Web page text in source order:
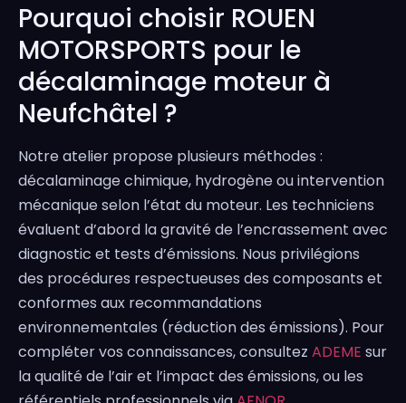
Pourquoi choisir ROUEN
MOTORSPORTS pour le
décalaminage moteur à
Neufchâtel ?
Notre atelier propose plusieurs méthodes :
décalaminage chimique, hydrogène ou intervention
mécanique selon l’état du moteur. Les techniciens
évaluent d’abord la gravité de l’encrassement avec
diagnostic et tests d’émissions. Nous privilégions
des procédures respectueuses des composants et
conformes aux recommandations
environnementales (réduction des émissions). Pour
compléter vos connaissances, consultez ADEME sur
la qualité de l’air et l’impact des émissions, ou les